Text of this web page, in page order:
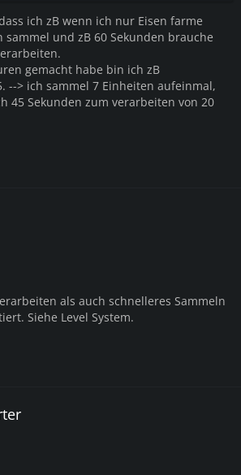
ich zB wenn ich nur Eisen farme
und zB 60 Sekunden brauche
gemacht habe bin ich zB
--> ich sammel 7 Einheiten aufeinmal,
45 Sekunden zum verarbeiten von 20
als auch schnelleres Sammeln
Siehe Level System.